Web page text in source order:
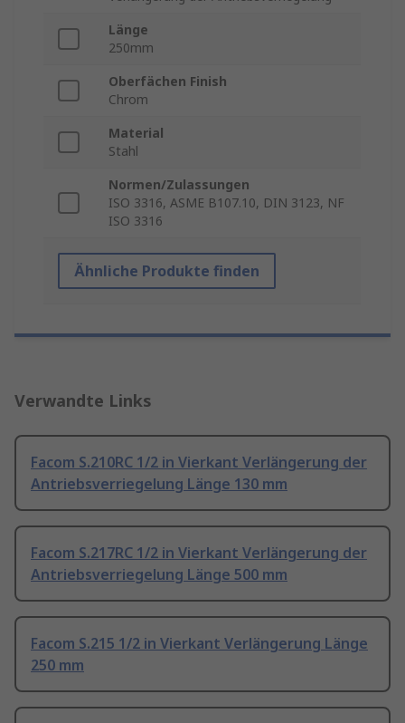
Länge
250mm
Oberfächen Finish
Chrom
Material
Stahl
Normen/Zulassungen
ISO 3316, ASME B107.10, DIN 3123, NF
ISO 3316
Ähnliche Produkte finden
Verwandte Links
Facom S.210RC 1/2 in Vierkant Verlängerung der
Antriebsverriegelung Länge 130 mm
Facom S.217RC 1/2 in Vierkant Verlängerung der
Antriebsverriegelung Länge 500 mm
Facom S.215 1/2 in Vierkant Verlängerung Länge
250 mm